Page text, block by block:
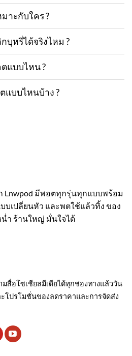
าะกับใคร ?
บุหรี่ได้จริงไหม ?
แบบไหน ?
แบบไหนบ้าง ?
Lnwpod มีพอตทุกรุ่นทุกแบบพร้อม
บเปลี่ยนหัว และพตใช้แล้วทิ้ง ของ
ำ ร้านใหญ่ มั่นใจได้
สื่อโซเชียลมีเดียได้ทุกช่องทางแล้ววัน
โปรโมชั่นของลดราคาและการจัดส่ง